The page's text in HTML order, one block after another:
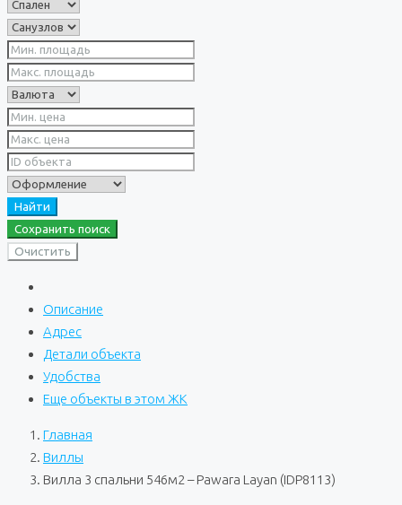
Найти
Сохранить поиск
Очистить
Описание
Адрес
Детали объекта
Удобства
Еще объекты в этом ЖК
Главная
Виллы
Вилла 3 спальни 546м2 – Pawara Layan (IDP8113)